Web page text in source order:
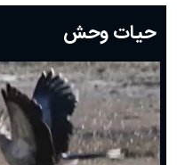
دعای روز بیستم ماه رمضان؛ ۱۹ اسفند ۱۴۰۴
دعای روز هشتم ماه مبارک رمضان؛ ۷ اسفند ماه ۱۴۰۴
دعای روز هفتم ماه رمضان؛ ۶ اسفند ۱۴۰۴
دعای روز ششم ماه رمضان؛ ۵ اسفند ۱۴۰۴
دعای روز پنجم ماه رمضان؛ ۴ اسفند ۱۴۰۴
دعای روز چهارم ماه مبارک رمضان؛ ۳ اسفند ۱۴۰۴
دعای روز سوم ماه مبارک رمضان؛ ۱۴ اسفند ۱۴۰۴
حیات وحش